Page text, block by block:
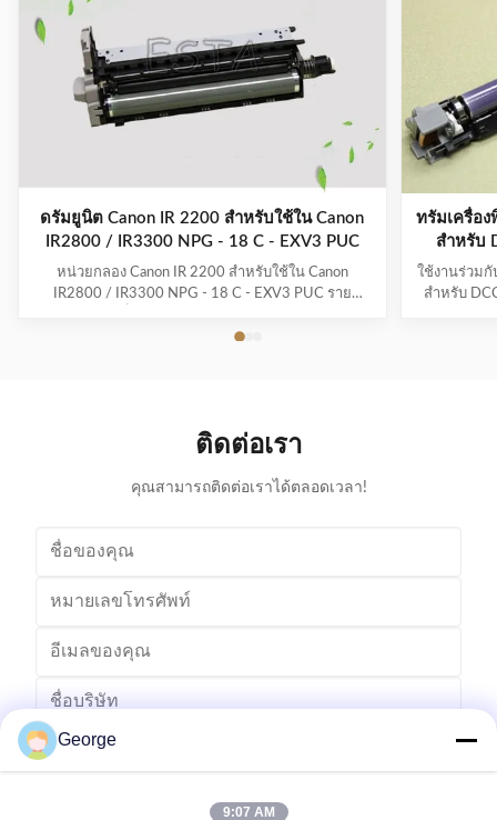
ดรัมยูนิต Canon IR 2200 สำหรับใช้ใน Canon
IR2800 / IR3300 NPG - 18 C - EXV3 PUC
หน่วยกลอง Canon IR 2200 สําหรับใช้ใน Canon
IR2800 / IR3300 NPG - 18 C - EXV3 PUC ราย
ครอบครัวเครื่องพิมพ์: iR-Series RRP: ไม่ เครื่องพิมพ์ที่
ทรัมเครื่อง
สําหรับ
ใช้งานร่วมกั
สำหรับ
ติดต่อเรา
คุณสามารถติดต่อเราได้ตลอดเวลา!
George
9:07 AM